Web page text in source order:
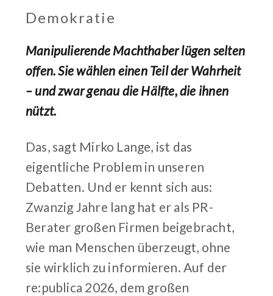
Demokratie
Manipulierende Machthaber lügen selten
offen. Sie wählen einen Teil der Wahrheit
– und zwar genau die Hälfte, die ihnen
nützt.
Das, sagt Mirko Lange, ist das
eigentliche Problem in unseren
Debatten. Und er kennt sich aus:
Zwanzig Jahre lang hat er als PR-
Berater großen Firmen beigebracht,
wie man Menschen überzeugt, ohne
sie wirklich zu informieren. Auf der
re:publica 2026, dem großen